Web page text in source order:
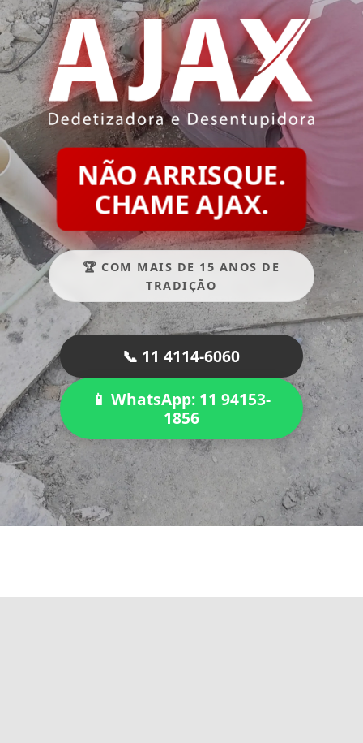
NÃO ARRISQUE.
CHAME AJAX.
🏆 COM MAIS DE 15 ANOS DE
TRADIÇÃO
📞 11 4114-6060
📱 WhatsApp: 11 94153-
1856